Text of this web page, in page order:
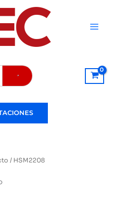
Buscar
/ HSM2208